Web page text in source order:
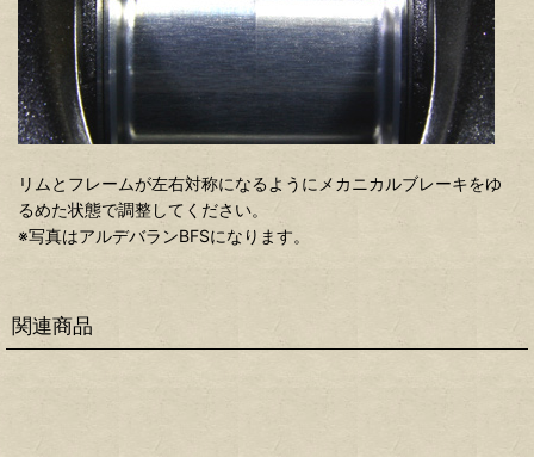
リムとフレームが左右対称になるようにメカニカルブレーキをゆ
るめた状態で調整してください。
※写真はアルデバランBFSになります。
関連商品